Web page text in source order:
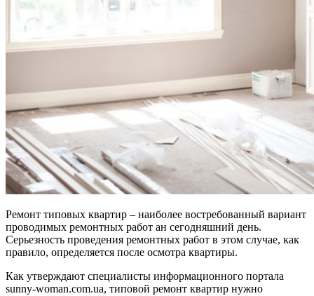
Ремонт типовых квартир – наиболее востребованный вариант
проводимых ремонтных работ ан сегодняшний день.
Серьезность проведения ремонтных работ в этом случае, как
правило, определяется после осмотра квартиры.
Как утверждают специалисты информационного портала
sunny-woman.com.ua, типовой ремонт квартир нужно